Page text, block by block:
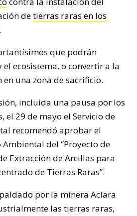
detierras raras en los
.
que podrán
ecosistema, o convertir a la
una zona de sacrificio.
incluida una pausa por los
el 29 de mayo el Servicio de
recomendó aprobar el
del “Proyecto de
Extracción de Arcillas para
de Tierras Raras”.
por la minera Aclara
las tierras raras,